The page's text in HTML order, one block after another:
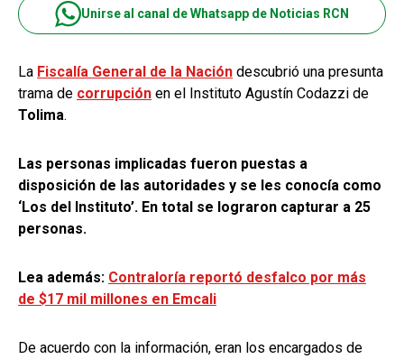
Unirse al canal de Whatsapp de Noticias RCN
La Fiscalía General de la Nación descubrió una presunta
trama de corrupción en el Instituto Agustín Codazzi de
Tolima.
Las personas implicadas fueron puestas a
disposición de las autoridades y se les conocía como
‘Los del Instituto’. En total se lograron capturar a 25
personas.
Lea además: Contraloría reportó desfalco por más
de $17 mil millones en Emcali
De acuerdo con la información, eran los encargados de